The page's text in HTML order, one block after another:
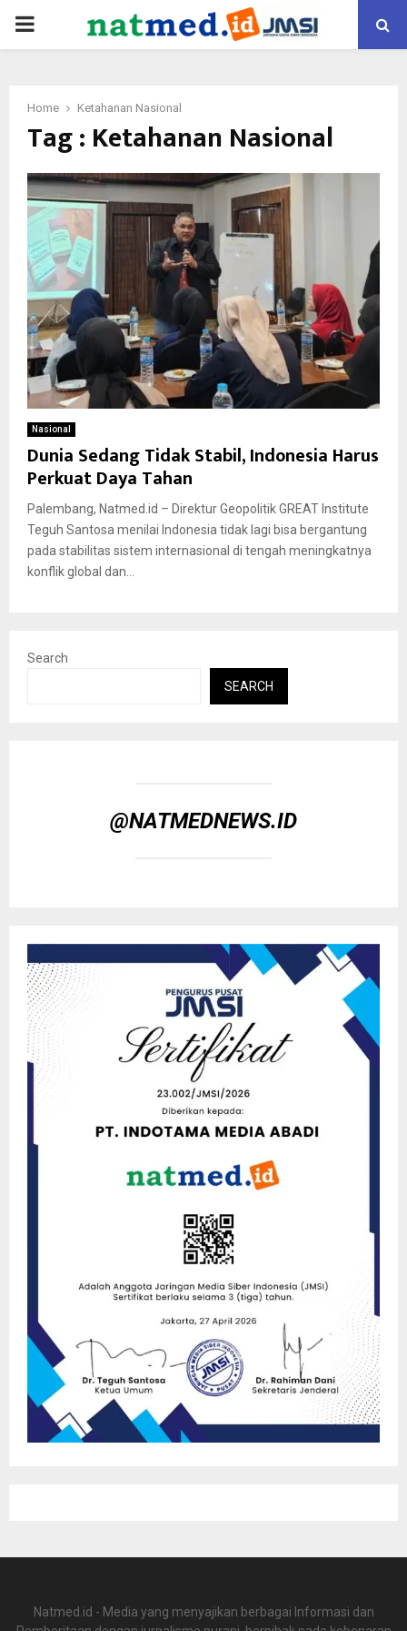
PRIMARY
Home Ketahanan Nasional
Tag : Ketahanan Nasional
Nasional
Dunia Sedang Tidak Stabil, Indonesia Harus
Perkuat Daya Tahan
Palembang, Natmed.id – Direktur Geopolitik GREAT Institute
Teguh Santosa menilai Indonesia tidak lagi bisa bergantung
pada stabilitas sistem internasional di tengah meningkatnya
konflik global dan...
Search
SEARCH
@NATMEDNEWS.ID
Natmed.id - Media yang menyajikan berbagai Informasi dan